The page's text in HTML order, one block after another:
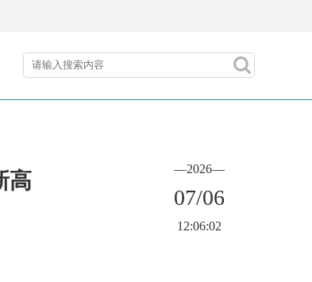
高 —2026—
07/06
12:06:02